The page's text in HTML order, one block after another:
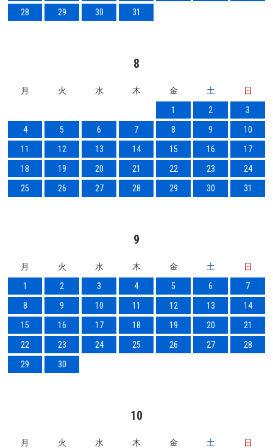
28 29 30 31
8
月 火 水 木 金 土
日
1
2
3
4
5 6 7 8 9
10
11
12 13 14 15 16
17
18
19 20 21 22 23
24
25
26 27 28 29 30 31
9
月 火 水 木 金 土
日
1
2 3 4 5 6
7
8
9 10 11 12 13
14
15
16 17 18 19 20
21
22
23 24 25 26 27
28
29
30
10
月 火 水 木 金 土
日